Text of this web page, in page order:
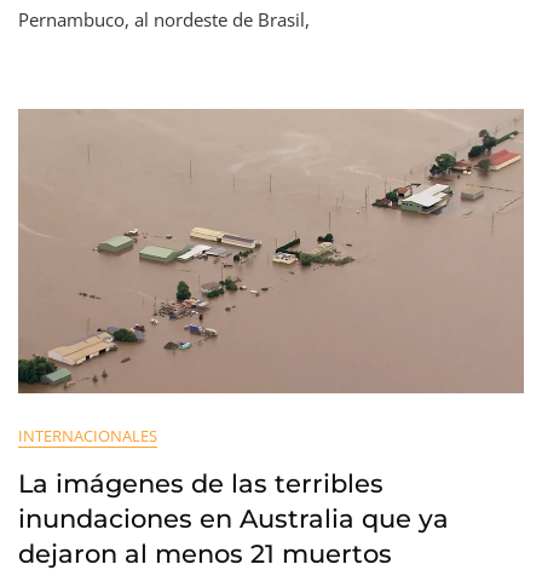
Pernambuco, al nordeste de Brasil,
INTERNACIONALES
La imágenes de las terribles
inundaciones en Australia que ya
dejaron al menos 21 muertos